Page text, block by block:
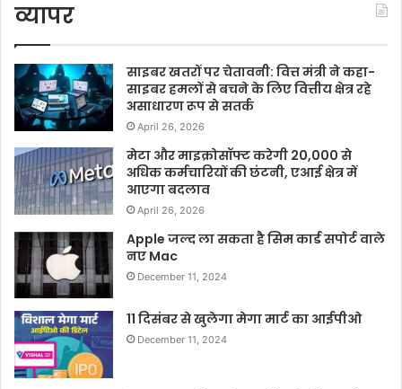
व्यापर
साइबर खतरों पर चेतावनी: वित्त मंत्री ने कहा-
साइबर हमलों से बचने के लिए वित्तीय क्षेत्र रहे
असाधारण रूप से सतर्क
April 26, 2026
मेटा और माइक्रोसॉफ्ट करेगी 20,000 से
अधिक कर्मचारियों की छंटनी, एआई क्षेत्र में
आएगा बदलाव
April 26, 2026
Apple जल्द ला सकता है सिम कार्ड सपोर्ट वाले
नए Mac
December 11, 2024
11 दिसंबर से खुलेगा मेगा मार्ट का आईपीओ
December 11, 2024